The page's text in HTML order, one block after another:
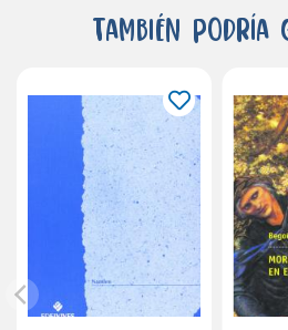
También podría